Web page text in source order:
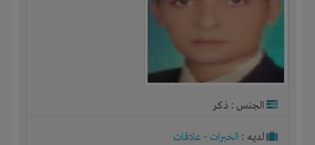
الجنس : ذكر
لديـه : الخبرات - علاقات